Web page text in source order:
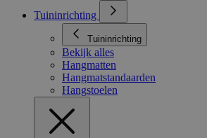
Tuininrichting
Tuininrichting
Bekijk alles
Hangmatten
Hangmatstandaarden
Hangstoelen